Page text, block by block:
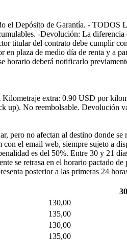
el Depósito de Garantía. -
-Devolución: La diferencia
titular del contrato debe cumplir
plaza de medio día de renta y a
horario deberá notificarlo
extra: 0.90 USD por
up). No reembolsable. Devolución
pero no afectan al destino donde se
el email web, siempre sujeto a
es del 50%. Entre 30 y 21
se retrasa en el horario pactado
posterior a las primeras 24
130,00
135,00
130,00
135,00